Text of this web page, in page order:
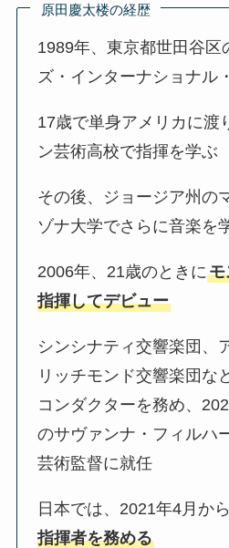
原田慶太楼の経歴
1989年、東京都世田谷区
ズ・インターナショナル
17歳で単身アメリカに渡
ン芸術高校で指揮を学ぶ
その後、ジョージア州の
ゾナ大学でさらに音楽を
2006年、21歳のときにモ
指揮してデビュー
シンシナティ交響楽団、
リッチモンド交響楽団な
コンダクターを務め、
のサヴァンナ・フィルハ
芸術監督に就任
日本では、2021年4月か
指揮者を務める